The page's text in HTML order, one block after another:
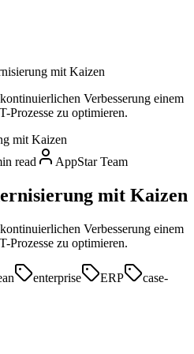
mit Kaizen
Verbesserung einem
Prozesse zu optimieren.
read AppStar Team
mit Kaizen
Verbesserung einem
Prozesse zu optimieren.
enterprise ERP
case-